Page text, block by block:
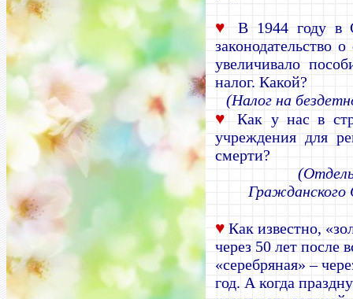
♥
В 1944 году в
законодательство о
увеличивало
налог. Какой?
(Налог на
♥
Как у нас в
учреждения для
смерти?
♥ Как известно,
через 50 лет после
«серебряная» –
год. А когда